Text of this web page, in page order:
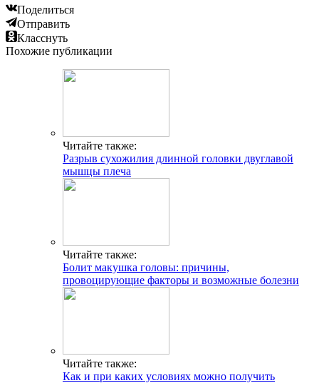
Поделиться
Отправить
Класснуть
Похожие публикации
Читайте также:
Разрыв сухожилия длинной головки двуглавой
мышцы плеча
Читайте также:
Болит макушка головы: причины,
провоцирующие факторы и возможные болезни
Читайте также:
Как и при каких условиях можно получить